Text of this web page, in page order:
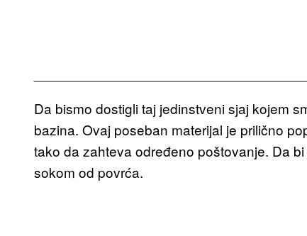
Da bismo dostigli taj jedinstveni sjaj kojem
bazina. Ovaj poseban materijal je prilično
tako da zahteva određeno poštovanje. Da
sokom od povrća.